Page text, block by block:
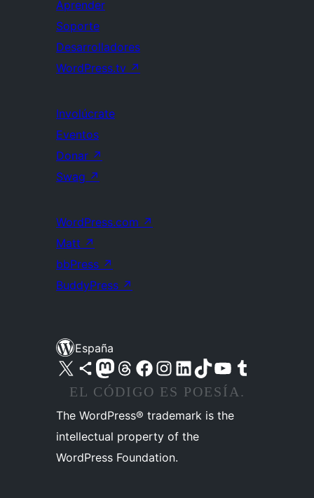
Aprender
Soporte
Desarrolladores
WordPress.tv ↗
Involúcrate
Eventos
Donar ↗
Swag ↗
WordPress.com ↗
Matt ↗
bbPress ↗
BuddyPress ↗
España
Visita nuestra cuenta de X (anteriormente Twitter)
Visita nuestra cuenta de Bluesky
Visita nuestra cuenta de Mastodon
Visita nuestra cuenta de Threads
Visita nuestra página de Facebook
Visita nuestra cuenta de Instagram
Visita nuestra cuenta de LinkedIn
Visita nuestra cuenta de TikTok
Visita nuestro canal de YouTube
Visita nuestra cuenta de Tumblr
EL CÓDIGO ES POESÍA.
The WordPress® trademark is the
intellectual property of the
WordPress Foundation.